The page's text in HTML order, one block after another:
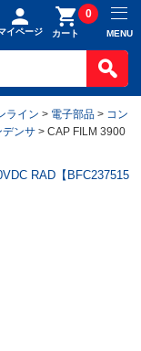
イページ カート
0
MENU
ライン > 電子部品 > コン
デンサ > CAP FILM 3900